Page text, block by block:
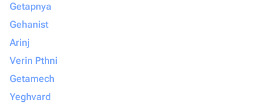
Getapnya
Gehanist
Arinj
Verin Pthni
Getamech
Yeghvard